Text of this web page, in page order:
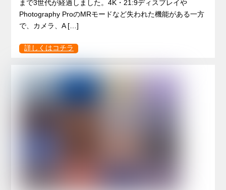
まで3世代が経過しました。4K・21:9ディスプレイや
Photography ProのMRモードなど失われた機能がある一方
で、カメラ、A […]
詳しくはコチラ